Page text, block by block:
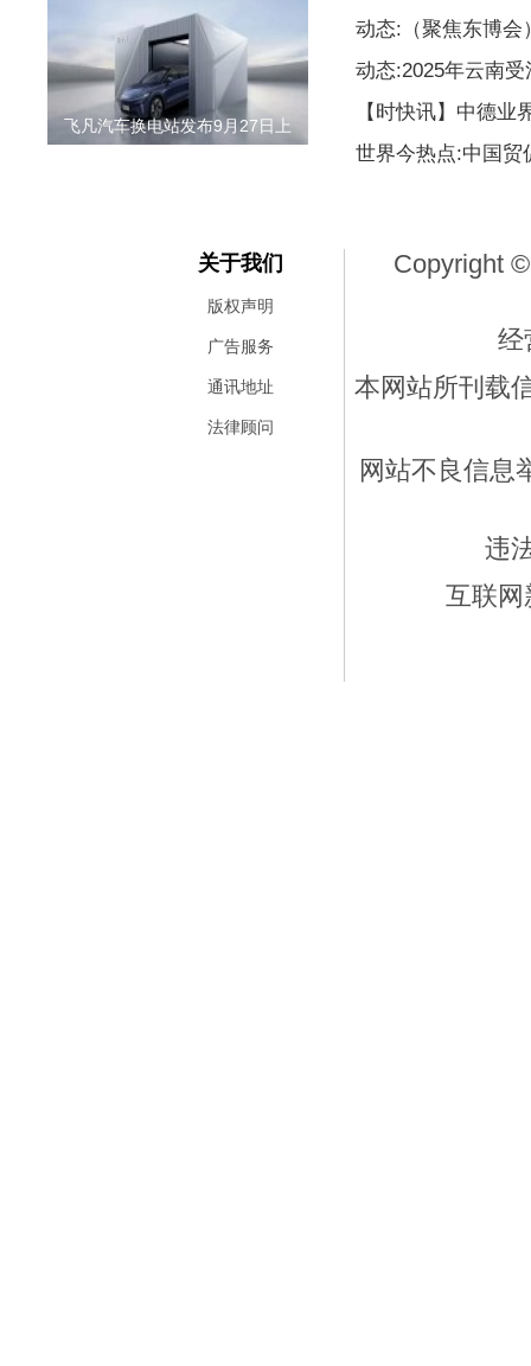
飞凡汽车换电站发布9月27日上
动态:（聚焦东博会
动态:2025年云南
【时快讯】中德
世界今热点:中国贸
关于我们
版权声明
广告服务
通讯地址
法律顾问
Copyright
经
本网站所刊载
网站不良信息
违
互联网